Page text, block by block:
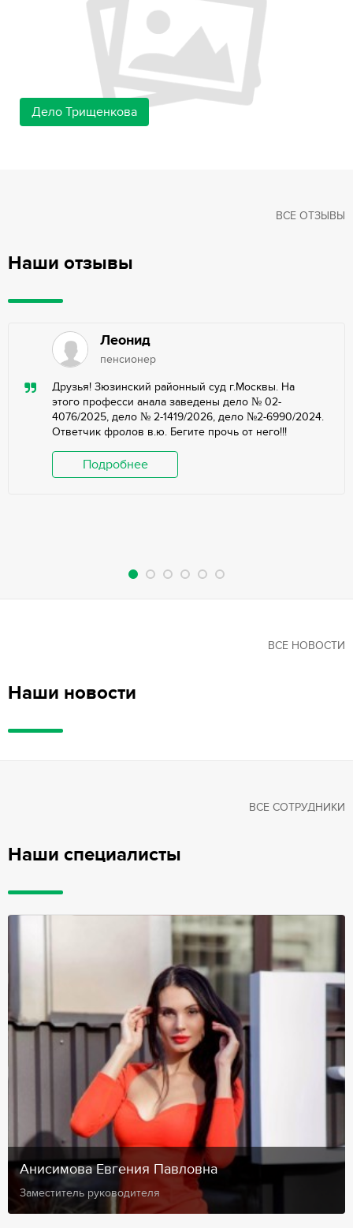
Дело Трищенкова
Наши отзывы
ВСЕ ОТЗЫВЫ
Леонид
пенсионер
Друзья! Зюзинский районный суд г.Москвы. На
этого професси анала заведены дело № 02-
4076/2025, дело № 2-1419/2026, дело №2-6990/2024.
Ответчик фролов в.ю. Бегите прочь от него!!!
Подробнее
Наши новости
ВСЕ НОВОСТИ
Наши специалисты
ВСЕ СОТРУДНИКИ
Анисимова Евгения Павловна
Заместитель руководителя